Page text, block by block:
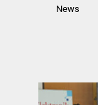
News